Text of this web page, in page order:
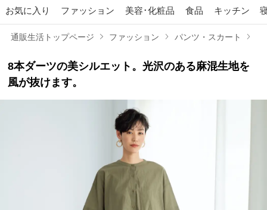
ー
バ
ュ
お気に入り ファッション 美容･化粧品 食品 キッチン
通販生活トップページ ファッション パンツ・スカート
8本ダーツの美シルエット。光沢のある麻混生地を
風が抜けます。